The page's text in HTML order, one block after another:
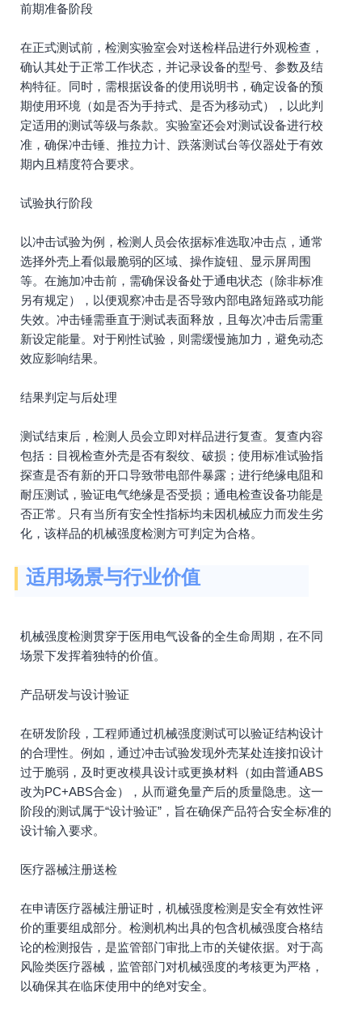
前期准备阶段
在正式测试前，检测实验室会对送检样品进行外观检查，
确认其处于正常工作状态，并记录设备的型号、参数及结
构特征。同时，需根据设备的使用说明书，确定设备的预
期使用环境（如是否为手持式、是否为移动式），以此判
定适用的测试等级与条款。实验室还会对测试设备进行校
准，确保冲击锤、推拉力计、跌落测试台等仪器处于有效
期内且精度符合要求。
试验执行阶段
以冲击试验为例，检测人员会依据标准选取冲击点，通常
选择外壳上看似最脆弱的区域、操作旋钮、显示屏周围
等。在施加冲击前，需确保设备处于通电状态（除非标准
另有规定），以便观察冲击是否导致内部电路短路或功能
失效。冲击锤需垂直于测试表面释放，且每次冲击后需重
新设定能量。对于刚性试验，则需缓慢施加力，避免动态
效应影响结果。
结果判定与后处理
测试结束后，检测人员会立即对样品进行复查。复查内容
包括：目视检查外壳是否有裂纹、破损；使用标准试验指
探查是否有新的开口导致带电部件暴露；进行绝缘电阻和
耐压测试，验证电气绝缘是否受损；通电检查设备功能是
否正常。只有当所有安全性指标均未因机械应力而发生劣
化，该样品的机械强度检测方可判定为合格。
适用场景与行业价值
机械强度检测贯穿于医用电气设备的全生命周期，在不同
场景下发挥着独特的价值。
产品研发与设计验证
在研发阶段，工程师通过机械强度测试可以验证结构设计
的合理性。例如，通过冲击试验发现外壳某处连接扣设计
过于脆弱，及时更改模具设计或更换材料（如由普通ABS
改为PC+ABS合金），从而避免量产后的质量隐患。这一
阶段的测试属于“设计验证”，旨在确保产品符合安全标准的
设计输入要求。
医疗器械注册送检
在申请医疗器械注册证时，机械强度检测是安全有效性评
价的重要组成部分。检测机构出具的包含机械强度合格结
论的检测报告，是监管部门审批上市的关键依据。对于高
风险类医疗器械，监管部门对机械强度的考核更为严格，
以确保其在临床使用中的绝对安全。